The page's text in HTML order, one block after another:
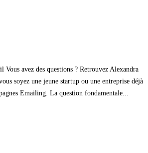
avez des questions ? Retrouvez Alexandra
soyez une jeune startup ou une entreprise déjà
Emailing. La question fondamentale...